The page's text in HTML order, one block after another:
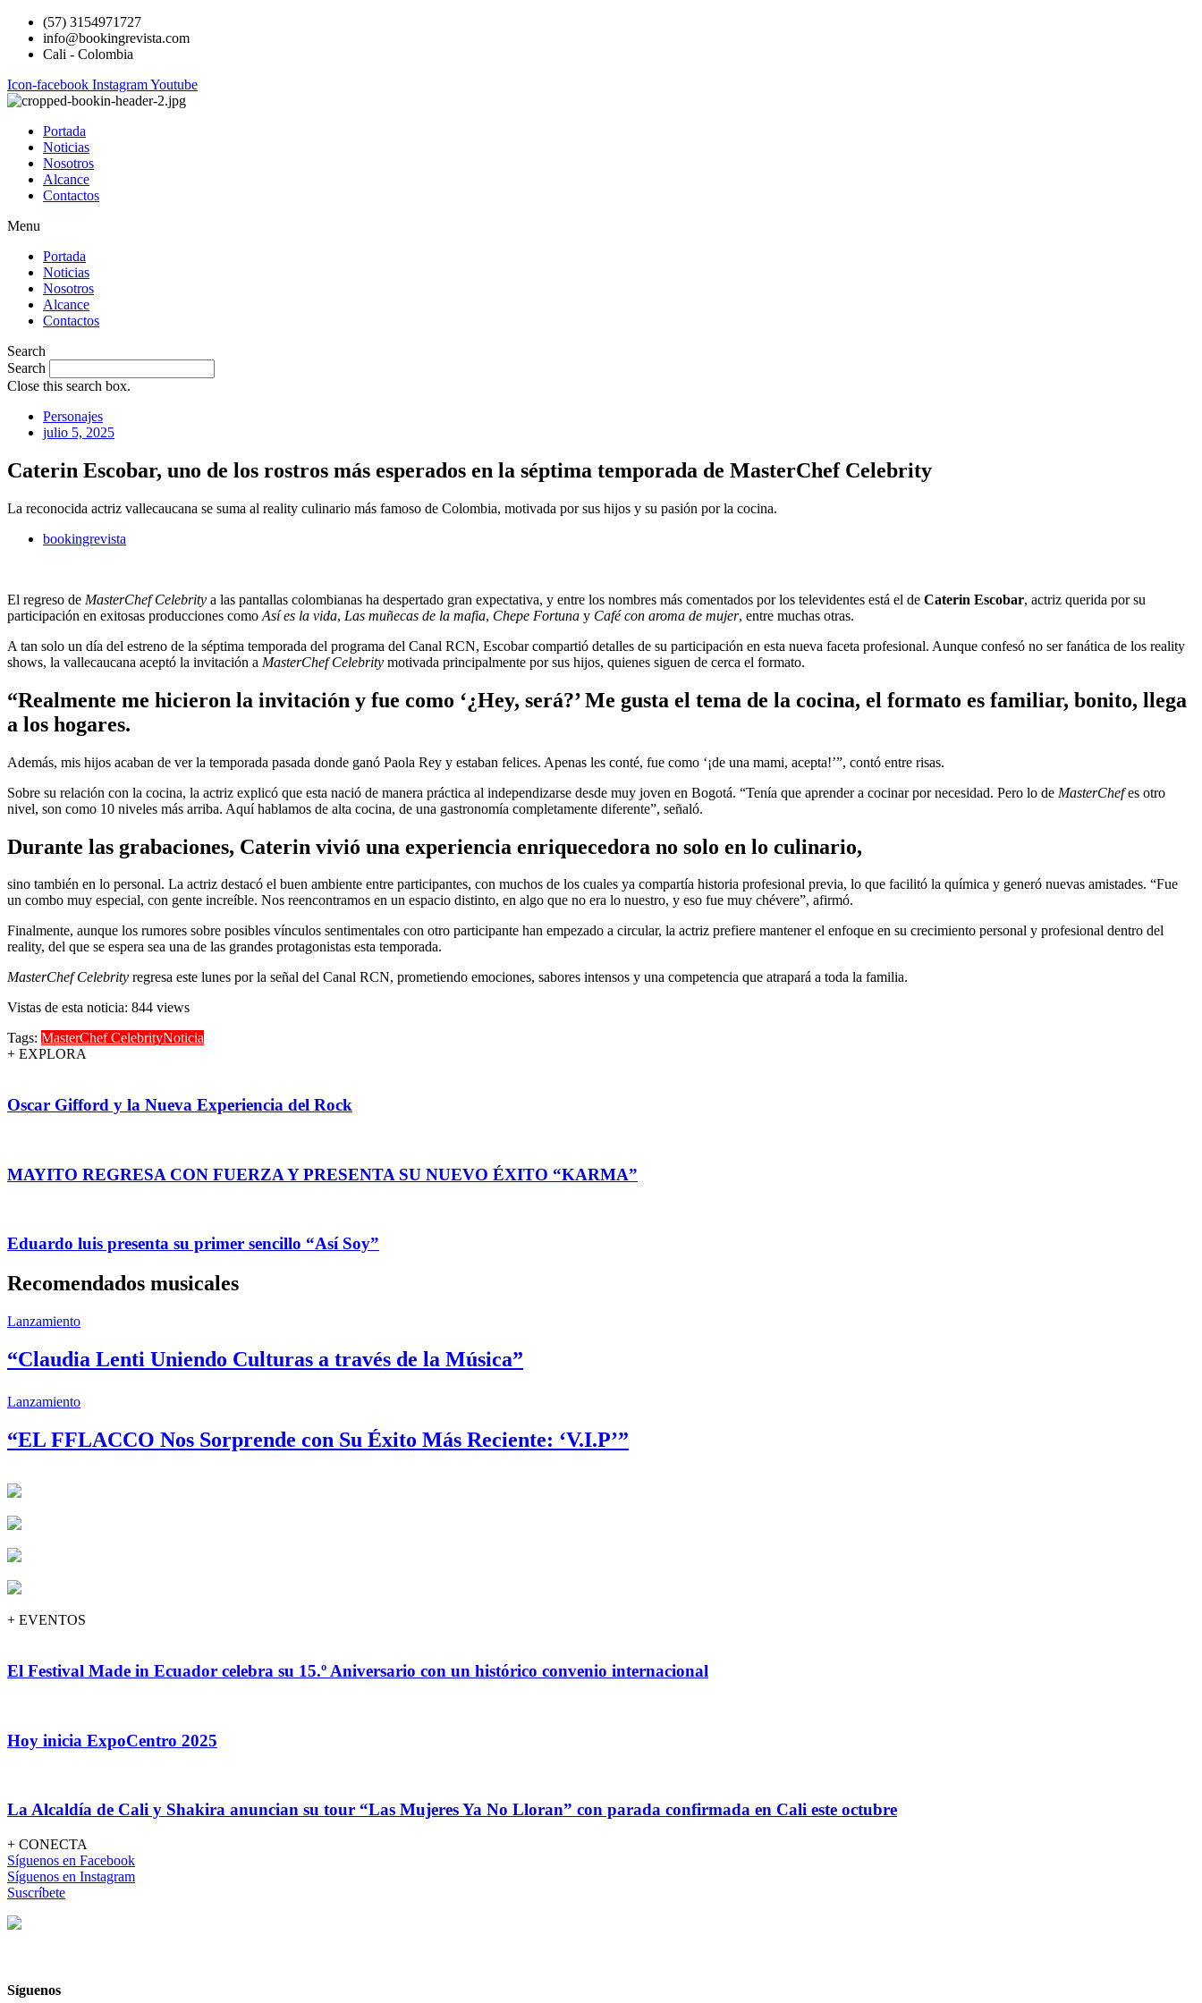
(57) 3154971727
info@bookingrevista.com
Cali - Colombia
Icon-facebook InstagramYoutube
Portada
Noticias
Nosotros
Alcance
Contactos
Menu
Portada
Noticias
Nosotros
Alcance
Contactos
Search
Search
Close this search box.
Personajes
julio 5, 2025
Caterin Escobar, uno de los rostros más esperados en la séptima temporada de MasterChef Celebrity
La reconocida actriz vallecaucana se suma al reality culinario más famoso de Colombia, motivada por sus hijos y su pasión por la cocina.
bookingrevista
El regreso de MasterChef Celebrity a las pantallas colombianas ha despertado gran expectativa, y entre los nombres más comentados por los televidentes está el de Caterin Escobar, actriz querida por su
participación en exitosas producciones como Así es la vida, Las muñecas de la mafia, Chepe Fortuna y Café con aroma de mujer, entre muchas otras.
A tan solo un día del estreno de la séptima temporada del programa del Canal RCN, Escobar compartió detalles de su participación en esta nueva faceta profesional. Aunque confesó no ser fanática de los reality
shows, la vallecaucana aceptó la invitación a MasterChef Celebrity motivada principalmente por sus hijos, quienes siguen de cerca el formato.
“Realmente me hicieron la invitación y fue como ‘¿Hey, será?’ Me gusta el tema de la cocina, el formato es familiar, bonito, llega
a los hogares.
Además, mis hijos acaban de ver la temporada pasada donde ganó Paola Rey y estaban felices. Apenas les conté, fue como ‘¡de una mami, acepta!’”, contó entre risas.
Sobre su relación con la cocina, la actriz explicó que esta nació de manera práctica al independizarse desde muy joven en Bogotá. “Tenía que aprender a cocinar por necesidad. Pero lo de MasterChefes otro
nivel, son como 10 niveles más arriba. Aquí hablamos de alta cocina, de una gastronomía completamente diferente”, señaló.
Durante las grabaciones, Caterin vivió una experiencia enriquecedora no solo en lo culinario,
sino también en lo personal. La actriz destacó el buen ambiente entre participantes, con muchos de los cuales ya compartía historia profesional previa, lo que facilitó la química y generó nuevas amistades. “Fue
un combo muy especial, con gente increíble. Nos reencontramos en un espacio distinto, en algo que no era lo nuestro, y eso fue muy chévere”, afirmó.
Finalmente, aunque los rumores sobre posibles vínculos sentimentales con otro participante han empezado a circular, la actriz prefiere mantener el enfoque en su crecimiento personal y profesional dentro del
reality, del que se espera sea una de las grandes protagonistas esta temporada.
MasterChef Celebrity regresa este lunes por la señal del Canal RCN, prometiendo emociones, sabores intensos y una competencia que atrapará a toda la familia.
Vistas de esta noticia: 844 views
Tags: MasterChef CelebrityNoticia
+ EXPLORA
Oscar Gifford y la Nueva Experiencia del Rock
MAYITO REGRESA CON FUERZA Y PRESENTA SU NUEVO ÉXITO “KARMA”
Eduardo luis presenta su primer sencillo “Así Soy”
Recomendados musicales
Lanzamiento
“Claudia Lenti Uniendo Culturas a través de la Música”
Lanzamiento
“EL FFLACCO Nos Sorprende con Su Éxito Más Reciente: ‘V.I.P’”
+ EVENTOS
El Festival Made in Ecuador celebra su 15.º Aniversario con un histórico convenio internacional
Hoy inicia ExpoCentro 2025
La Alcaldía de Cali y Shakira anuncian su tour “Las Mujeres Ya No Lloran” con parada confirmada en Cali este octubre
+ CONECTA
Síguenos en Facebook
Síguenos en Instagram
Suscríbete
Síguenos